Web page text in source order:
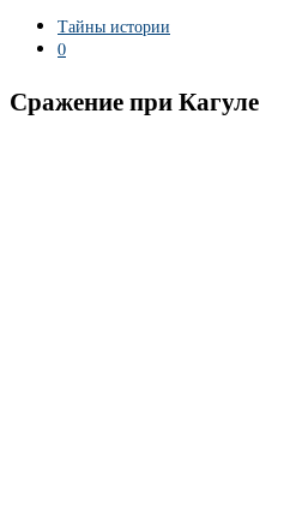
Тайны истории
0
Сражение при Кагуле